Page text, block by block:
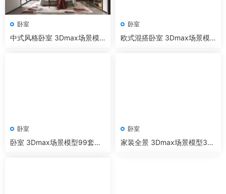
卧室
中式风格卧室 3Dmax场景模
卧室
欧式混搭卧室 3Dmax场景模
卧室
卧室 3Dmax场景模型99套
卧室
家装全景 3Dmax场景模型32